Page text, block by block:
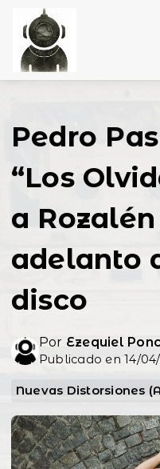
Pedro
“Los
a
adelanto
disco
Por Ezequiel
Publicado en 14/04/
Nuevas Distorsiones